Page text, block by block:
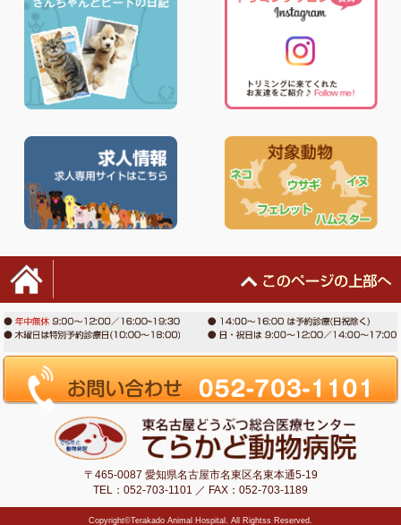
〒465-0087 愛知県名古屋市名東区名東本通5-19
TEL：052-703-1101 ／ FAX：052-703-1189
Copyright©Terakado Animal Hospital. All Rightss Reserved.